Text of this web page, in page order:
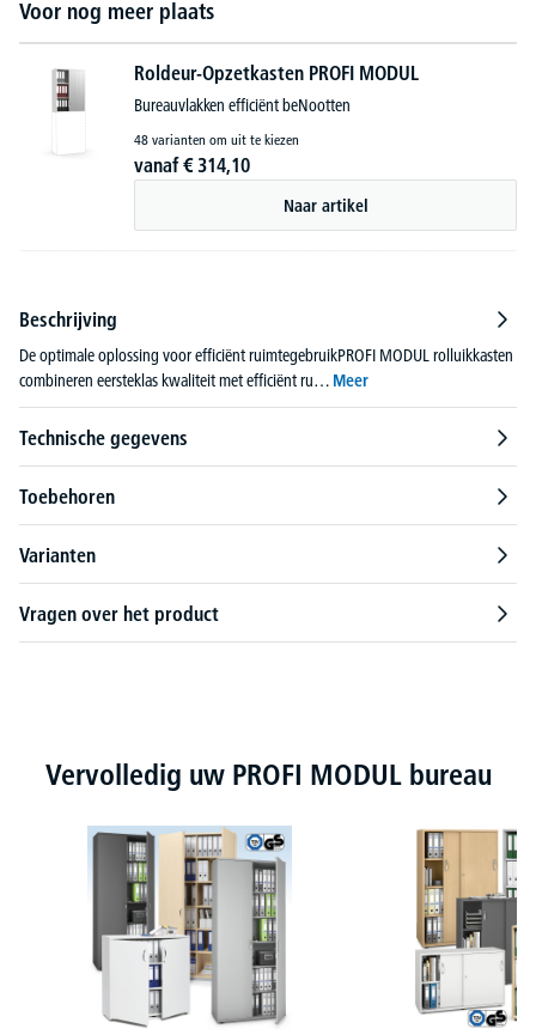
Voor nog meer plaats
Roldeur-Opzetkasten PROFI MODUL
Bureauvlakken efficiënt beNootten
48 varianten om uit te kiezen
vanaf€ 314,10
Naar artikel
Beschrijving
De optimale oplossing voor efficiënt ruimtegebruikPROFI MODUL rolluikkasten
combineren eersteklas kwaliteit met efficiënt ru… Meer
Technische gegevens
Toebehoren
Varianten
Vragen over het product
Productgalerij overslaan
Vervolledig uw PROFI MODUL bureau